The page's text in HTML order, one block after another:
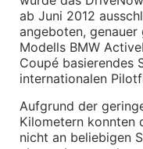
Räderzubehör
Felgen
Reifen
Sicherheit
BMW i4 Zubehör
M Performance
e-Mobilität
ab Juni 2012
angeboten,
Modells BMW
Coupé basierendes
internationalen
Aufgrund der
Kilometern konnten
nicht an beliebigen